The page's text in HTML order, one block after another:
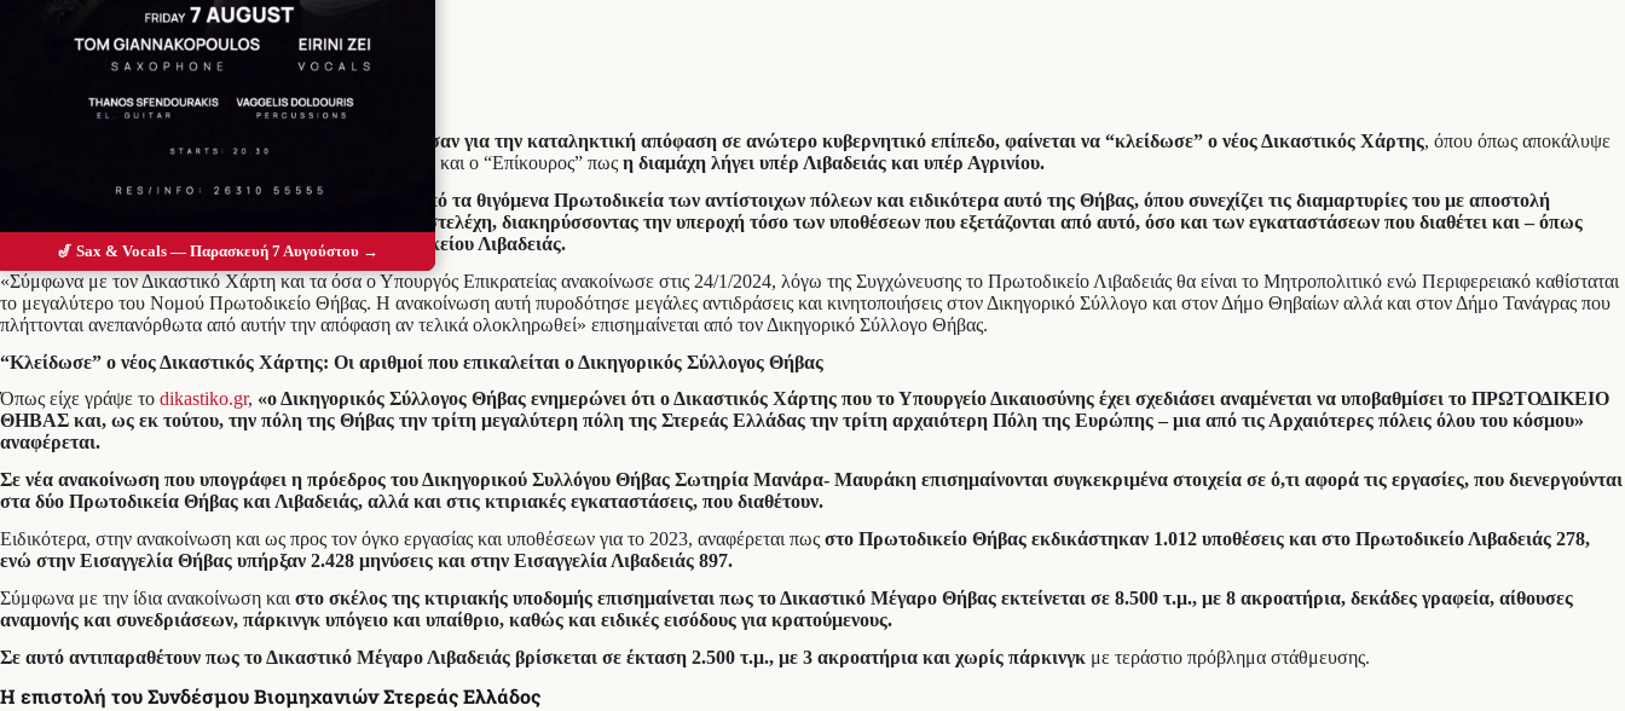
Προσθέστε το Messolonghi Voice ως
πολυήμερες διαβουλεύσεις, οι οποίες έφτασαν για την καταληκτική απόφαση σε ανώτερο κυβερνητικό επίπεδο, φαίνεται να “κλείδωσε” ο νέος Δικαστικός Χάρτης, όπου όπως αποκάλυψε
το τελικό σχέδιο προβλέπει όπως έγραψε και ο “Επίκουρος” πως η διαμάχη λήγει υπέρ Λιβαδειάς και υπέρ Αγρινίου.
δεν έγιναν δεκτές με… ενθουσιασμό από τα θιγόμενα Πρωτοδικεία των αντίστοιχων πόλεων και ειδικότερα αυτό της Θήβας, όπου συνεχίζει τις διαμαρτυρίες του με αποστολή
επιστολών προς το Μαξίμου και άλλα κυβερνητικά στελέχη, διακηρύσσοντας την υπεροχή τόσο των υποθέσεων που εξετάζονται από αυτό, όσο και των εγκαταστάσεων που διαθέτει και – όπως
αναφέρει – υπερέχουν μακράν εκείνων του Πρωτοδικείου Λιβαδειάς.
«Σύμφωνα με τον Δικαστικό Χάρτη και τα όσα ο Υπουργός Επικρατείας ανακοίνωσε στις 24/1/2024, λόγω της Συγχώνευσης το Πρωτοδικείο Λιβαδειάς θα είναι το Μητροπολιτικό ενώ Περιφερειακό καθίσταται
το μεγαλύτερο του Νομού Πρωτοδικείο Θήβας. Η ανακοίνωση αυτή πυροδότησε μεγάλες αντιδράσεις και κινητοποιήσεις στον Δικηγορικό Σύλλογο και στον Δήμο Θηβαίων αλλά και στον Δήμο Τανάγρας που
πλήττονται ανεπανόρθωτα από αυτήν την απόφαση αν τελικά ολοκληρωθεί» επισημαίνεται από τον Δικηγορικό Σύλλογο Θήβας.
“Κλείδωσε” ο νέος Δικαστικός Χάρτης: Οι αριθμοί που επικαλείται ο Δικηγορικός Σύλλογος Θήβας
Όπως είχε γράψε το dikastiko.gr, «ο Δικηγορικός Σύλλογος Θήβας ενημερώνει ότι ο Δικαστικός Χάρτης που το Υπουργείο Δικαιοσύνης έχει σχεδιάσει αναμένεται να υποβαθμίσει το ΠΡΩΤΟΔΙΚΕΙΟ
ΘΗΒΑΣ και, ως εκ τούτου, την πόλη της Θήβας την τρίτη μεγαλύτερη πόλη της Στερεάς Ελλάδας την τρίτη αρχαιότερη Πόλη της Ευρώπης – μια από τις Αρχαιότερες πόλεις όλου του κόσμου»
αναφέρεται.
Σε νέα ανακοίνωση που υπογράφει η πρόεδρος του Δικηγορικού Συλλόγου Θήβας Σωτηρία Μανάρα- Μαυράκη επισημαίνονται συγκεκριμένα στοιχεία σε ό,τι αφορά τις εργασίες, που διενεργούνται
στα δύο Πρωτοδικεία Θήβας και Λιβαδειάς, αλλά και στις κτιριακές εγκαταστάσεις, που διαθέτουν.
Ειδικότερα, στην ανακοίνωση και ως προς τον όγκο εργασίας και υποθέσεων για το 2023, αναφέρεται πως στο Πρωτοδικείο Θήβας εκδικάστηκαν 1.012 υποθέσεις και στο Πρωτοδικείο Λιβαδειάς 278,
ενώ στην Εισαγγελία Θήβας υπήρξαν 2.428 μηνύσεις και στην Εισαγγελία Λιβαδειάς 897.
Σύμφωνα με την ίδια ανακοίνωση και στο σκέλος της κτιριακής υποδομής επισημαίνεται πως το Δικαστικό Μέγαρο Θήβας εκτείνεται σε 8.500 τ.μ., με 8 ακροατήρια, δεκάδες γραφεία, αίθουσες
αναμονής και συνεδριάσεων, πάρκινγκ υπόγειο και υπαίθριο, καθώς και ειδικές εισόδους για κρατούμενους.
Σε αυτό αντιπαραθέτουν πως το Δικαστικό Μέγαρο Λιβαδειάς βρίσκεται σε έκταση 2.500 τ.μ., με 3 ακροατήρια και χωρίς πάρκινγκ με τεράστιο πρόβλημα στάθμευσης.
Η επιστολή του Συνδέσμου Βιομηχανιών Στερεάς Ελλάδος
🎷 Sax & Vocals — Παρασκευή 7 Αυγούστου →